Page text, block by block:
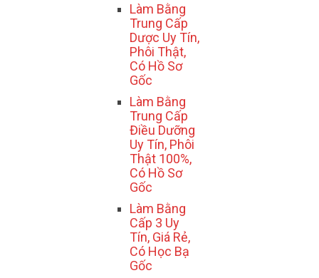
Làm Bằng
Trung Cấp
Dược Uy Tín,
Phôi Thật,
Có Hồ Sơ
Gốc
Làm Bằng
Trung Cấp
Điều Dưỡng
Uy Tín, Phôi
Thật 100%,
Có Hồ Sơ
Gốc
Làm Bằng
Cấp 3 Uy
Tín, Giá Rẻ,
Có Học Bạ
Gốc